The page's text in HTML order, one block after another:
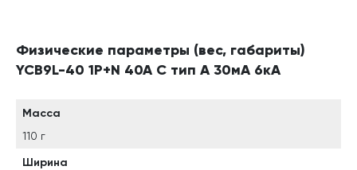
Физические параметры (вес, габариты)
YCB9L-40 1P+N 40A C тип A 30мА 6кА
Масса
110 г
Ширина